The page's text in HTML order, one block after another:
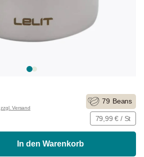
zzgl. Versand
79 Beans
79,99 € / St
In den Warenkorb